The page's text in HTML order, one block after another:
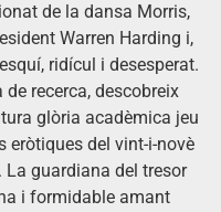
de la dansa Morris,
Warren Harding i,
ridícul i desesperat.
recerca, descobreix
glòria acadèmica jeu
eròtiques del vint-i-novè
La guardiana del tresor
i formidable amant